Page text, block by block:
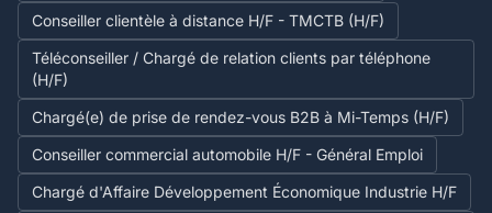
Conseiller clientèle à distance H/F - TMCTB (H/F)
Téléconseiller / Chargé de relation clients par téléphone
(H/F)
Chargé(e) de prise de rendez-vous B2B à Mi-Temps (H/F)
Conseiller commercial automobile H/F - Général Emploi
Chargé d'Affaire Développement Économique Industrie H/F